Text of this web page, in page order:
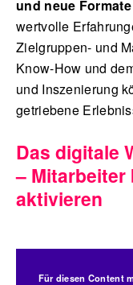
und neue
wertvolle
Zielgruppen- und
Know-How und
und Inszenierung
getriebene
Das digitale
–
aktivieren
Für diesen Content